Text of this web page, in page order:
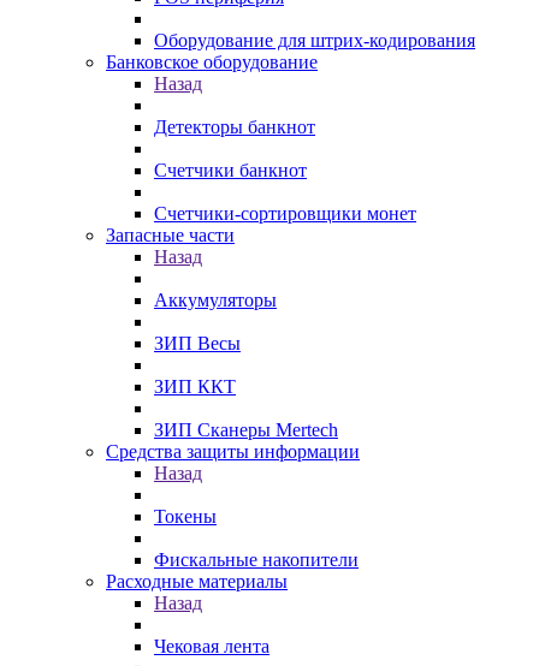
Оборудование для штрих-кодирования
Банковское оборудование
Назад
Детекторы банкнот
Счетчики банкнот
Счетчики-сортировщики монет
Запасные части
Назад
Аккумуляторы
ЗИП Весы
ЗИП ККТ
ЗИП Сканеры Mertech
Средства защиты информации
Назад
Токены
Фискальные накопители
Расходные материалы
Назад
Чековая лента